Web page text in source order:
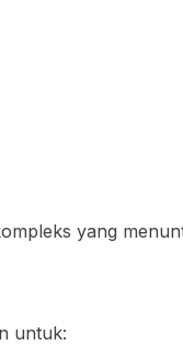
yang
untuk: